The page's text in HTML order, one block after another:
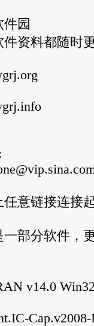
件园
件资料都随时
任意链接连接
一部分软件，
v14.0